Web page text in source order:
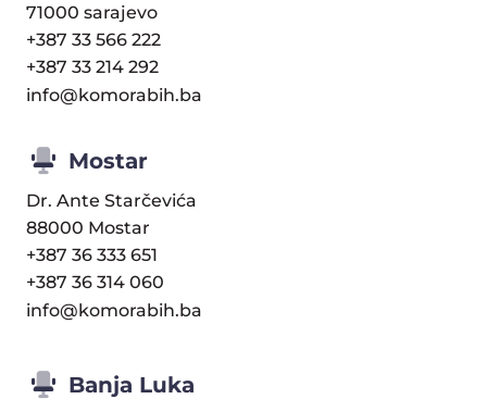
71000 sarajevo
+387 33 566 222
+387 33 214 292
info@komorabih.ba
Mostar
Dr. Ante Starčevića
88000 Mostar
+387 36 333 651
+387 36 314 060
info@komorabih.ba
Banja Luka